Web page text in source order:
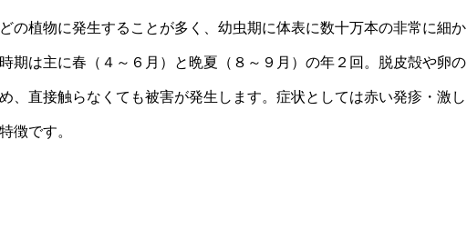
の植物に発生することが多く、幼虫期に体表に数十万本の非常に細か
期は主に春（４～６月）と晩夏（８～９月）の年２回。脱皮殻や卵の
、直接触らなくても被害が発生します。症状としては赤い発疹・激し
徴です。